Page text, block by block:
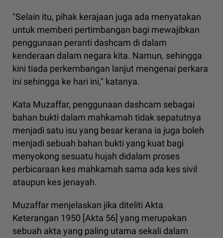
"Selain itu, pihak kerajaan juga ada menyatakan
untuk memberi pertimbangan bagi mewajibkan
penggunaan peranti dashcam di dalam
kenderaan dalam negara kita. Namun, sehingga
kini tiada perkembangan lanjut mengenai perkara
ini sehingga ke hari ini," katanya.
Kata Muzaffar, penggunaan dashcam sebagai
bahan bukti dalam mahkamah tidak sepatutnya
menjadi satu isu yang besar kerana ia juga boleh
menjadi sebuah bahan bukti yang kuat bagi
menyokong sesuatu hujah didalam proses
perbicaraan kes mahkamah sama ada kes sivil
ataupun kes jenayah.
Muzaffar menjelaskan jika diteliti Akta
Keterangan 1950 [Akta 56] yang merupakan
sebuah akta yang paling utama sekali dalam